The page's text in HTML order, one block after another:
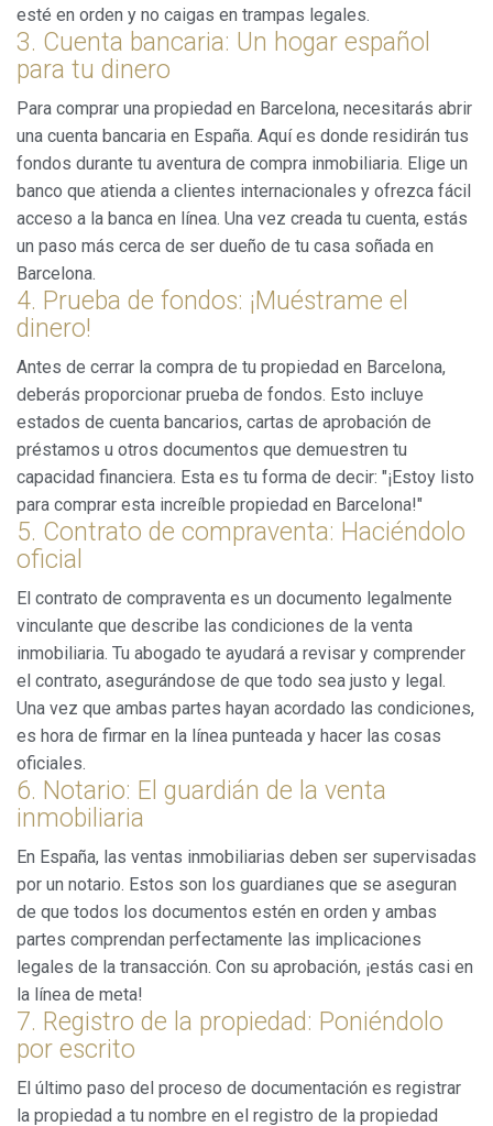
esté en orden y no caigas en trampas legales.
3. Cuenta bancaria: Un hogar español
para tu dinero
Para comprar una propiedad en Barcelona, necesitarás abrir
una cuenta bancaria en España. Aquí es donde residirán tus
fondos durante tu aventura de compra inmobiliaria. Elige un
banco que atienda a clientes internacionales y ofrezca fácil
acceso a la banca en línea. Una vez creada tu cuenta, estás
un paso más cerca de ser dueño de tu casa soñada en
Barcelona.
4. Prueba de fondos: ¡Muéstrame el
dinero!
Antes de cerrar la compra de tu propiedad en Barcelona,
deberás proporcionar prueba de fondos. Esto incluye
estados de cuenta bancarios, cartas de aprobación de
préstamos u otros documentos que demuestren tu
capacidad financiera. Esta es tu forma de decir: "¡Estoy listo
para comprar esta increíble propiedad en Barcelona!"
5. Contrato de compraventa: Haciéndolo
oficial
El contrato de compraventa es un documento legalmente
vinculante que describe las condiciones de la venta
inmobiliaria. Tu abogado te ayudará a revisar y comprender
el contrato, asegurándose de que todo sea justo y legal.
Una vez que ambas partes hayan acordado las condiciones,
es hora de firmar en la línea punteada y hacer las cosas
oficiales.
6. Notario: El guardián de la venta
inmobiliaria
En España, las ventas inmobiliarias deben ser supervisadas
por un notario. Estos son los guardianes que se aseguran
de que todos los documentos estén en orden y ambas
partes comprendan perfectamente las implicaciones
legales de la transacción. Con su aprobación, ¡estás casi en
la línea de meta!
7. Registro de la propiedad: Poniéndolo
por escrito
El último paso del proceso de documentación es registrar
la propiedad a tu nombre en el registro de la propiedad
Marketing y publicidad
Estas cookies son utilizadas para almacenar información
sobre las preferencias y elecciones personales del usuario
a través de la observación continuada de sus hábitos de
navegación. Gracias a ellas, podemos conocer los hábitos
de navegación en el sitio web y mostrar publicidad
relacionada con el perfil de navegación del usuario.